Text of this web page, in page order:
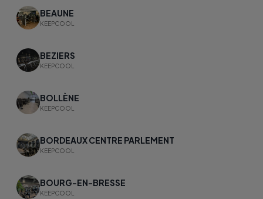
BEAUNE
KEEPCOOL
BEZIERS
KEEPCOOL
BOLLÈNE
KEEPCOOL
BORDEAUX CENTRE PARLEMENT
KEEPCOOL
BOURG-EN-BRESSE
KEEPCOOL